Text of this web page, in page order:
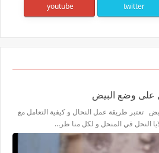
twitter
youtube
على وضع البيض
تعتبر طريقة عمل النحال و كيفية التعامل مع
النحل في المنحل و لكل منا طر…